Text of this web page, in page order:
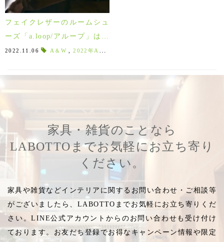
フェイクレザーのルームシュ
ーズ「a.loop/アループ」はお
手入れ簡単！真冬の足元を暖
2022.11.06 A＆W ,2022年A＆W
家具・雑貨のことなら
LABOTTOまでお気軽にお立ち寄り
ください。
家具や雑貨などインテリアに関するお問い合わせ・ご相談等
がございましたら、LABOTTOまでお気軽にお立ち寄りくだ
さい。LINE公式アカウントからのお問い合わせも受け付け
ております。お友だち登録でお得なキャンペーン情報や限定